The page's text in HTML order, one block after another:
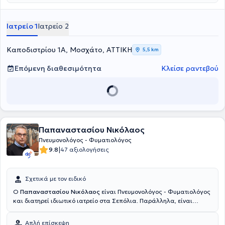
Ιατρείο 1Ιατρείο 2
Καποδιστρίου 1Α, Μοσχάτο, ΑΤΤΙΚΗ 5,5 km
Επόμενη διαθεσιμότητα Κλείσε ραντεβού
Παπαναστασίου Νικόλαος
Πνευμονολόγος - Φυματιολόγος
9.8|47 αξιολογήσεις
Σχετικά με τον ειδικό
Ο Παπαναστασίου Νικόλαος είναι Πνευμονολόγος - Φυματιολόγος
και διατηρεί ιδιωτικό ιατρείο στα Σεπόλια. Παράλληλα, είναι
Δημοτικά ιατρεία του Δήμου Αθηναίων. Αρχικά σπούδασε
Απλή επίσκεψη